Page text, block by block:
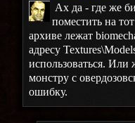
Ах да - где же
поместить на
архиве лежат
адресу
использоваться.
монстру с
ошибку.